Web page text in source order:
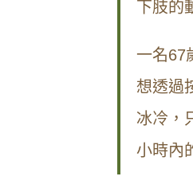
下肢的
一名67
想透過
冰冷，
小時內